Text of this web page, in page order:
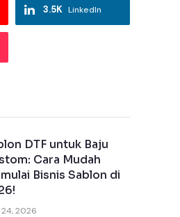
LinkedIn
3.5K
DTF untuk Baju
Cara Mudah
Bisnis Sablon di
2026